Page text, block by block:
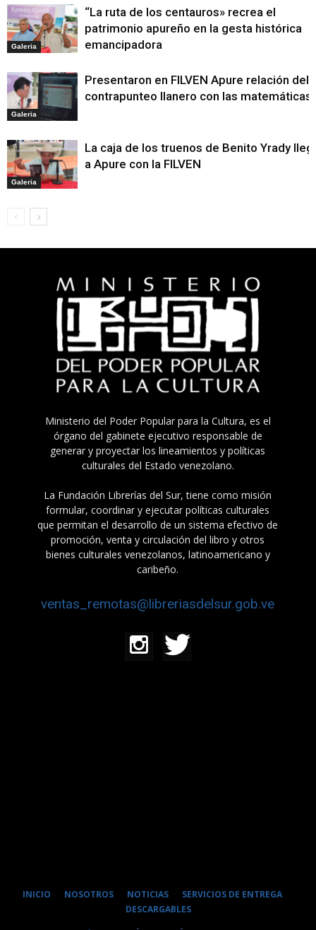
Galeria
“La ruta de los centauros» recrea el
patrimonio apureño en la gesta histórica
emancipadora
Galeria
Presentaron en FILVEN Apure relación del
contrapunteo llanero con las matemáticas
Galeria
La caja de los truenos de Benito Yrady
a Apure con la FILVEN
Ministerio del Poder Popular para la Cultura, es el
órgano del gabinete ejecutivo responsable de
generar y proyectar los lineamientos y políticas
culturales del Estado venezolano.
La Fundación Librerías del Sur, tiene como misión
formular, coordinar y ejecutar políticas culturales
que permitan el desarrollo de un sistema efectivo de
promoción, venta y circulación del libro y otros
bienes culturales venezolanos, latinoamericano y
caribeño.
ventas_remotas@libreriasdelsur.gob.ve
INICIO NOSOTROS NOTICIAS
SERVICIOS DE ENTREGA
DESCARGABLES